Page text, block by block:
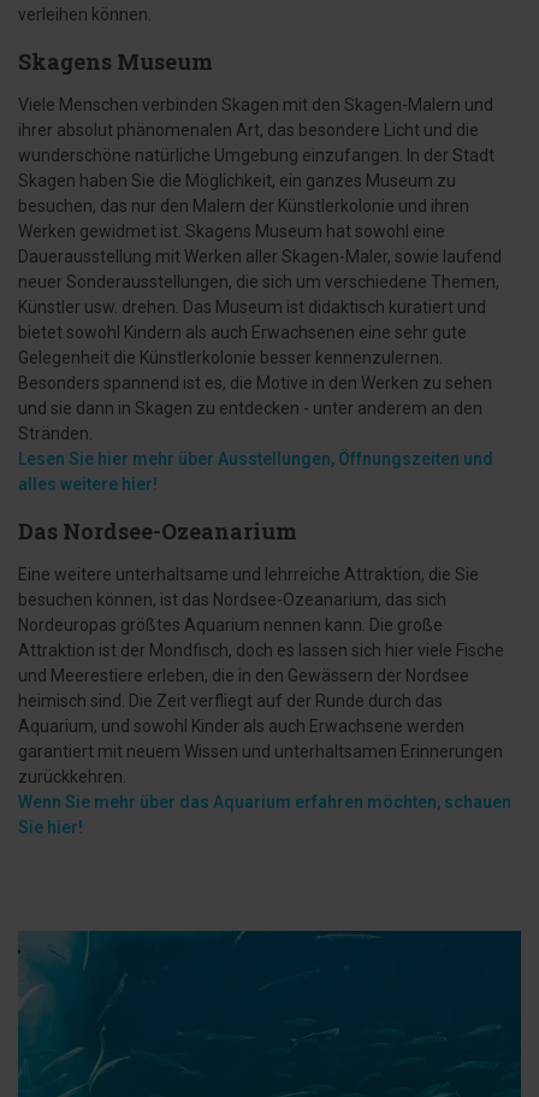
verleihen können.
Skagens Museum
Viele Menschen verbinden Skagen mit den Skagen-Malern und
ihrer absolut phänomenalen Art, das besondere Licht und die
wunderschöne natürliche Umgebung einzufangen. In der Stadt
Skagen haben Sie die Möglichkeit, ein ganzes Museum zu
besuchen, das nur den Malern der Künstlerkolonie und ihren
Werken gewidmet ist. Skagens Museum hat sowohl eine
Dauerausstellung mit Werken aller Skagen-Maler, sowie laufend
neuer Sonderausstellungen, die sich um verschiedene Themen,
Künstler usw. drehen. Das Museum ist didaktisch kuratiert und
bietet sowohl Kindern als auch Erwachsenen eine sehr gute
Gelegenheit die Künstlerkolonie besser kennenzulernen.
Besonders spannend ist es, die Motive in den Werken zu sehen
und sie dann in Skagen zu entdecken - unter anderem an den
Stränden.
Lesen Sie hier mehr über Ausstellungen, Öffnungszeiten und
alles weitere hier!
Das Nordsee-Ozeanarium
Eine weitere unterhaltsame und lehrreiche Attraktion, die Sie
besuchen können, ist das Nordsee-Ozeanarium, das sich
Nordeuropas größtes Aquarium nennen kann. Die große
Attraktion ist der Mondfisch, doch es lassen sich hier viele Fische
und Meerestiere erleben, die in den Gewässern der Nordsee
heimisch sind. Die Zeit verfliegt auf der Runde durch das
Aquarium, und sowohl Kinder als auch Erwachsene werden
garantiert mit neuem Wissen und unterhaltsamen Erinnerungen
zurückkehren.
Wenn Sie mehr über das Aquarium erfahren möchten, schauen
Sie hier!